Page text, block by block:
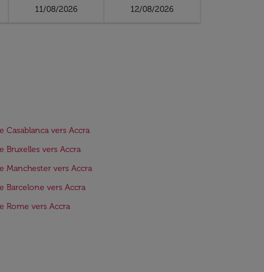
11/08/2026 12/08/2026
Casablanca vers Accra
Bruxelles vers Accra
Manchester vers Accra
Barcelone vers Accra
Rome vers Accra